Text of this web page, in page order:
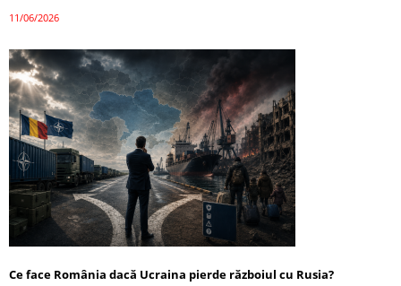
11/06/2026
Ce face România dacă Ucraina pierde războiul cu Rusia?